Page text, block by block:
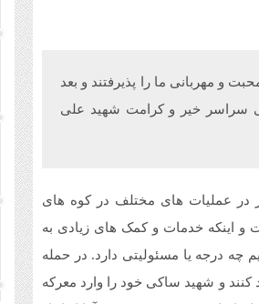
و مهربانی ما را پذیرفتند و بعد
سراسر خیر و کرامت شهید علی
در عملیات های مختلف در کوه های
اینکه خدمات و کمک های زیادی به
چه درجه یا مسئولیتی دارد. در حمله
کنند و شهید ساکی خود را وارد معرکه